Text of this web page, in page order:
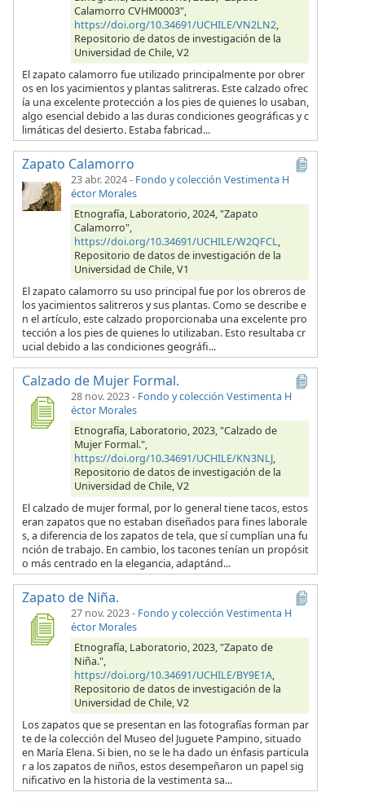
Calamorro CVHM0003",
https://doi.org/10.34691/UCHILE/VN2LN2,
Repositorio de datos de investigación de la
Universidad de Chile, V2
El zapato calamorro fue utilizado principalmente por obrer
os en los yacimientos y plantas salitreras. Este calzado ofrec
ía una excelente protección a los pies de quienes lo usaban,
algo esencial debido a las duras condiciones geográficas y c
limáticas del desierto. Estaba fabricad...
Zapato Calamorro
23 abr. 2024- Fondo y colección Vestimenta H
éctor Morales
Etnografía, Laboratorio, 2024, "Zapato
Calamorro",
https://doi.org/10.34691/UCHILE/W2QFCL,
Repositorio de datos de investigación de la
Universidad de Chile, V1
El zapato calamorro su uso principal fue por los obreros de
los yacimientos salitreros y sus plantas. Como se describe e
n el artículo, este calzado proporcionaba una excelente pro
tección a los pies de quienes lo utilizaban. Esto resultaba cr
ucial debido a las condiciones geográfi...
Calzado de Mujer Formal.
28 nov. 2023- Fondo y colección Vestimenta H
éctor Morales
Etnografía, Laboratorio, 2023, "Calzado de
Mujer Formal.",
https://doi.org/10.34691/UCHILE/KN3NLJ,
Repositorio de datos de investigación de la
Universidad de Chile, V2
El calzado de mujer formal, por lo general tiene tacos, estos
eran zapatos que no estaban diseñados para fines laborale
s, a diferencia de los zapatos de tela, que sí cumplían una fu
nción de trabajo. En cambio, los tacones tenían un propósit
o más centrado en la elegancia, adaptánd...
Zapato de Niña.
27 nov. 2023- Fondo y colección Vestimenta H
éctor Morales
Etnografía, Laboratorio, 2023, "Zapato de
Niña.",
https://doi.org/10.34691/UCHILE/BY9E1A,
Repositorio de datos de investigación de la
Universidad de Chile, V2
Los zapatos que se presentan en las fotografías forman par
te de la colección del Museo del Juguete Pampino, situado
en María Elena. Si bien, no se le ha dado un énfasis particula
r a los zapatos de niños, estos desempeñaron un papel sig
nificativo en la historia de la vestimenta sa...